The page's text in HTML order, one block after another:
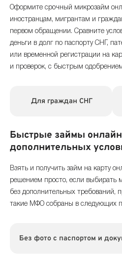
Оформите срочный микрозайм
иностранцам, мигрантам и
первом обращении. Сравните
деньги в долг по паспорту СНГ,
или временной регистрации на
и проверок, с быстрым
Для граждан СНГ
Быстрые займы онлайн
дополнительных
Взять и получить займ на карту
решением просто, если выбирать
без дополнительных требований,
такие МФО собраны в следующих
Без фото с паспортом и